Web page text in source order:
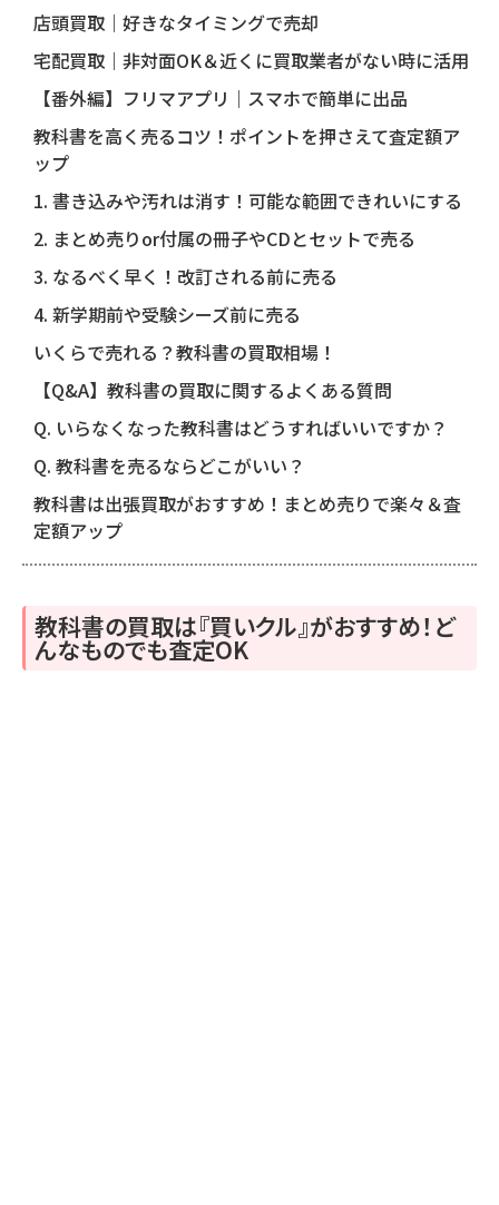
店頭買取｜好きなタイミングで売却
宅配買取｜非対面OK＆近くに買取業者がない時に活用
【番外編】フリマアプリ｜スマホで簡単に出品
教科書を高く売るコツ！ポイントを押さえて査定額ア
ップ
1. 書き込みや汚れは消す！可能な範囲できれいにする
2. まとめ売りor付属の冊子やCDとセットで売る
3. なるべく早く！改訂される前に売る
4. 新学期前や受験シーズ前に売る
いくらで売れる？教科書の買取相場！
【Q&A】教科書の買取に関するよくある質問
Q. いらなくなった教科書はどうすればいいですか？
Q. 教科書を売るならどこがいい？
教科書は出張買取がおすすめ！まとめ売りで楽々＆査
定額アップ
教科書の買取は『買いクル』がおすすめ！ど
んなものでも査定OK